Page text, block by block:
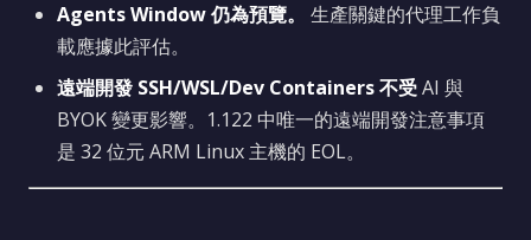
Agents Window 仍為預覽。
生產關鍵的代理工作負
載應據此評估。
遠端開發 SSH/WSL/Dev Containers 不受AI 與
BYOK 變更影響。1.122 中唯一的遠端開發注意事項
是 32 位元 ARM Linux 主機的 EOL。